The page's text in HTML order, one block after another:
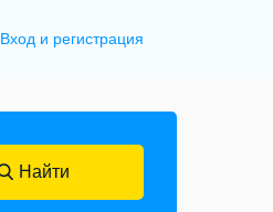
Вход и регистрация
Найти